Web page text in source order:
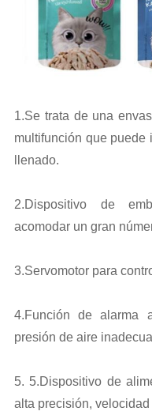
1.Se trata de una
multifunción que puede
llenado.
2.Dispositivo de
acomodar un gran
3.Servomotor para
4.Función de alarma
presión de aire
5. 5.Dispositivo de
alta precisión,